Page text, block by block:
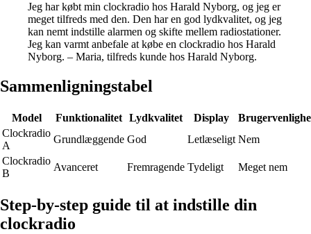
Jeg har købt min clockradio hos Harald Nyborg, og jeg er
meget tilfreds med den. Den har en god lydkvalitet, og jeg
kan nemt indstille alarmen og skifte mellem radiostationer.
Jeg kan varmt anbefale at købe en clockradio hos Harald
Nyborg. – Maria, tilfreds kunde hos Harald Nyborg.
Sammenligningstabel
Model Funktionalitet Lydkvalitet Display
Clockradio
A
Grundlæggende God Letlæseligt Nem
Clockradio
B
Avanceret Fremragende Tydeligt Meget nem
Step-by-step guide til at indstille din
clockradio